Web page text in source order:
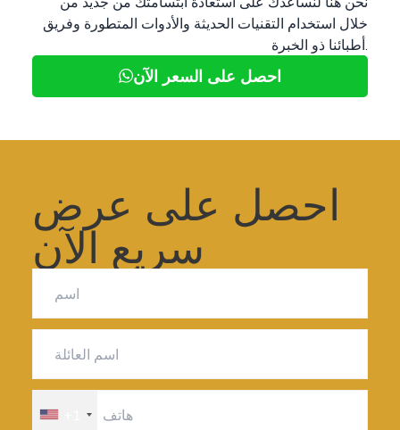
خلال استخدام التقنيات الحديثة والأدوات المتطورة وفريق
احصل على السعر الآن
احصل على عرض
سريع الآن